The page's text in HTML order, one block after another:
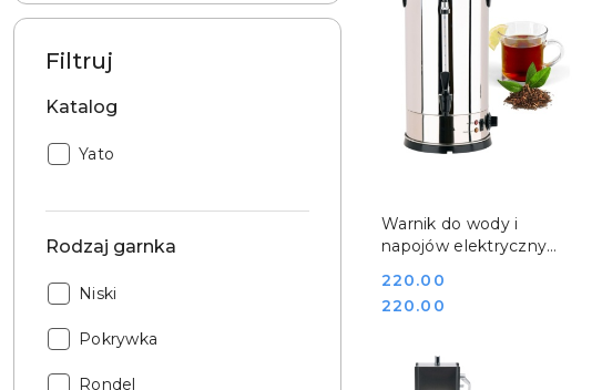
Filtruj
Katalog
Katalog:
Yato
Rodzaj garnka
Rodzaj
Niski
Rodzaj
Pokrywka
Rodzaj
Rondel
Warnik do wody i
napojów elektryczny
1650W Yato YG-04310
Cena:
220.00
Cena:
220.00
DO KOSZYKA